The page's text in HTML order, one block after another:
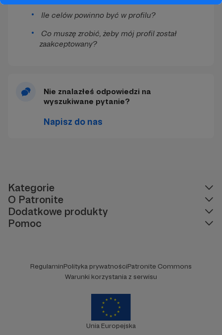
Ile celów powinno być w profilu?
Co muszę zrobić, żeby mój profil został
zaakceptowany?
Nie znalazłeś odpowiedzi na
wyszukiwane pytanie?
Napisz do nas
Kategorie
O Patronite
Dodatkowe produkty
Pomoc
RegulaminPolityka prywatnościPatronite Commons
Warunki korzystania z serwisu
Unia Europejska